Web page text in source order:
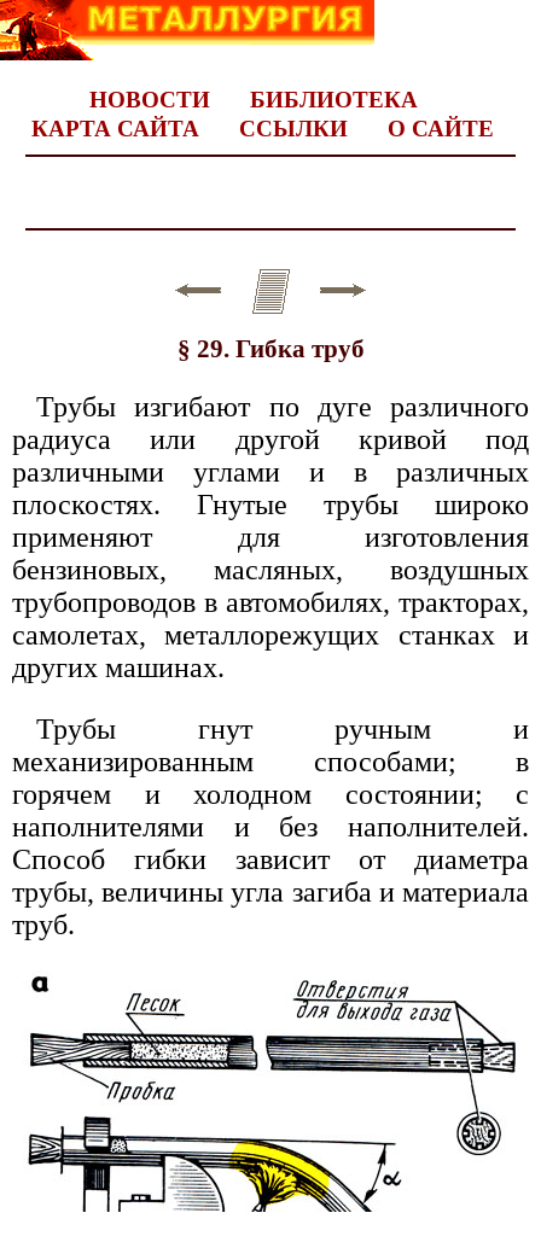
НОВОСТИ
БИБЛИОТЕКА
КАРТА САЙТА
ССЫЛКИ О САЙТЕ
§ 29. Гибка труб
Трубы изгибают по дуге различного
радиуса или другой кривой под
различными углами и в различных
плоскостях. Гнутые трубы широко
применяют для изготовления
бензиновых, масляных, воздушных
трубопроводов в автомобилях, тракторах,
самолетах, металлорежущих станках и
других машинах.
Трубы гнут ручным и
механизированным способами; в
горячем и холодном состоянии; с
наполнителями и без наполнителей.
Способ гибки зависит от диаметра
трубы, величины угла загиба и материала
труб.